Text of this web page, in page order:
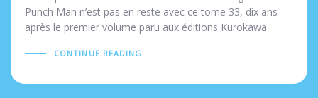
Punch Man n’est pas en reste avec ce tome 33, dix ans
après le premier volume paru aux éditions Kurokawa.
CONTINUE READING